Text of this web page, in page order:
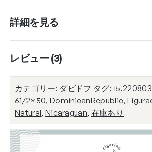
詳細を見る
レビュー (3)
カテゴリー: ダビドフ タグ:
61/2×50, DominicanRepublic,
Natural, Nicaraguan, 在庫あり